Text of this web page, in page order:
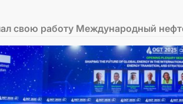
свою работу Международный